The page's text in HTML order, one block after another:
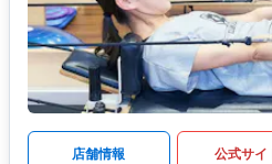
店舗情報 公式サイ